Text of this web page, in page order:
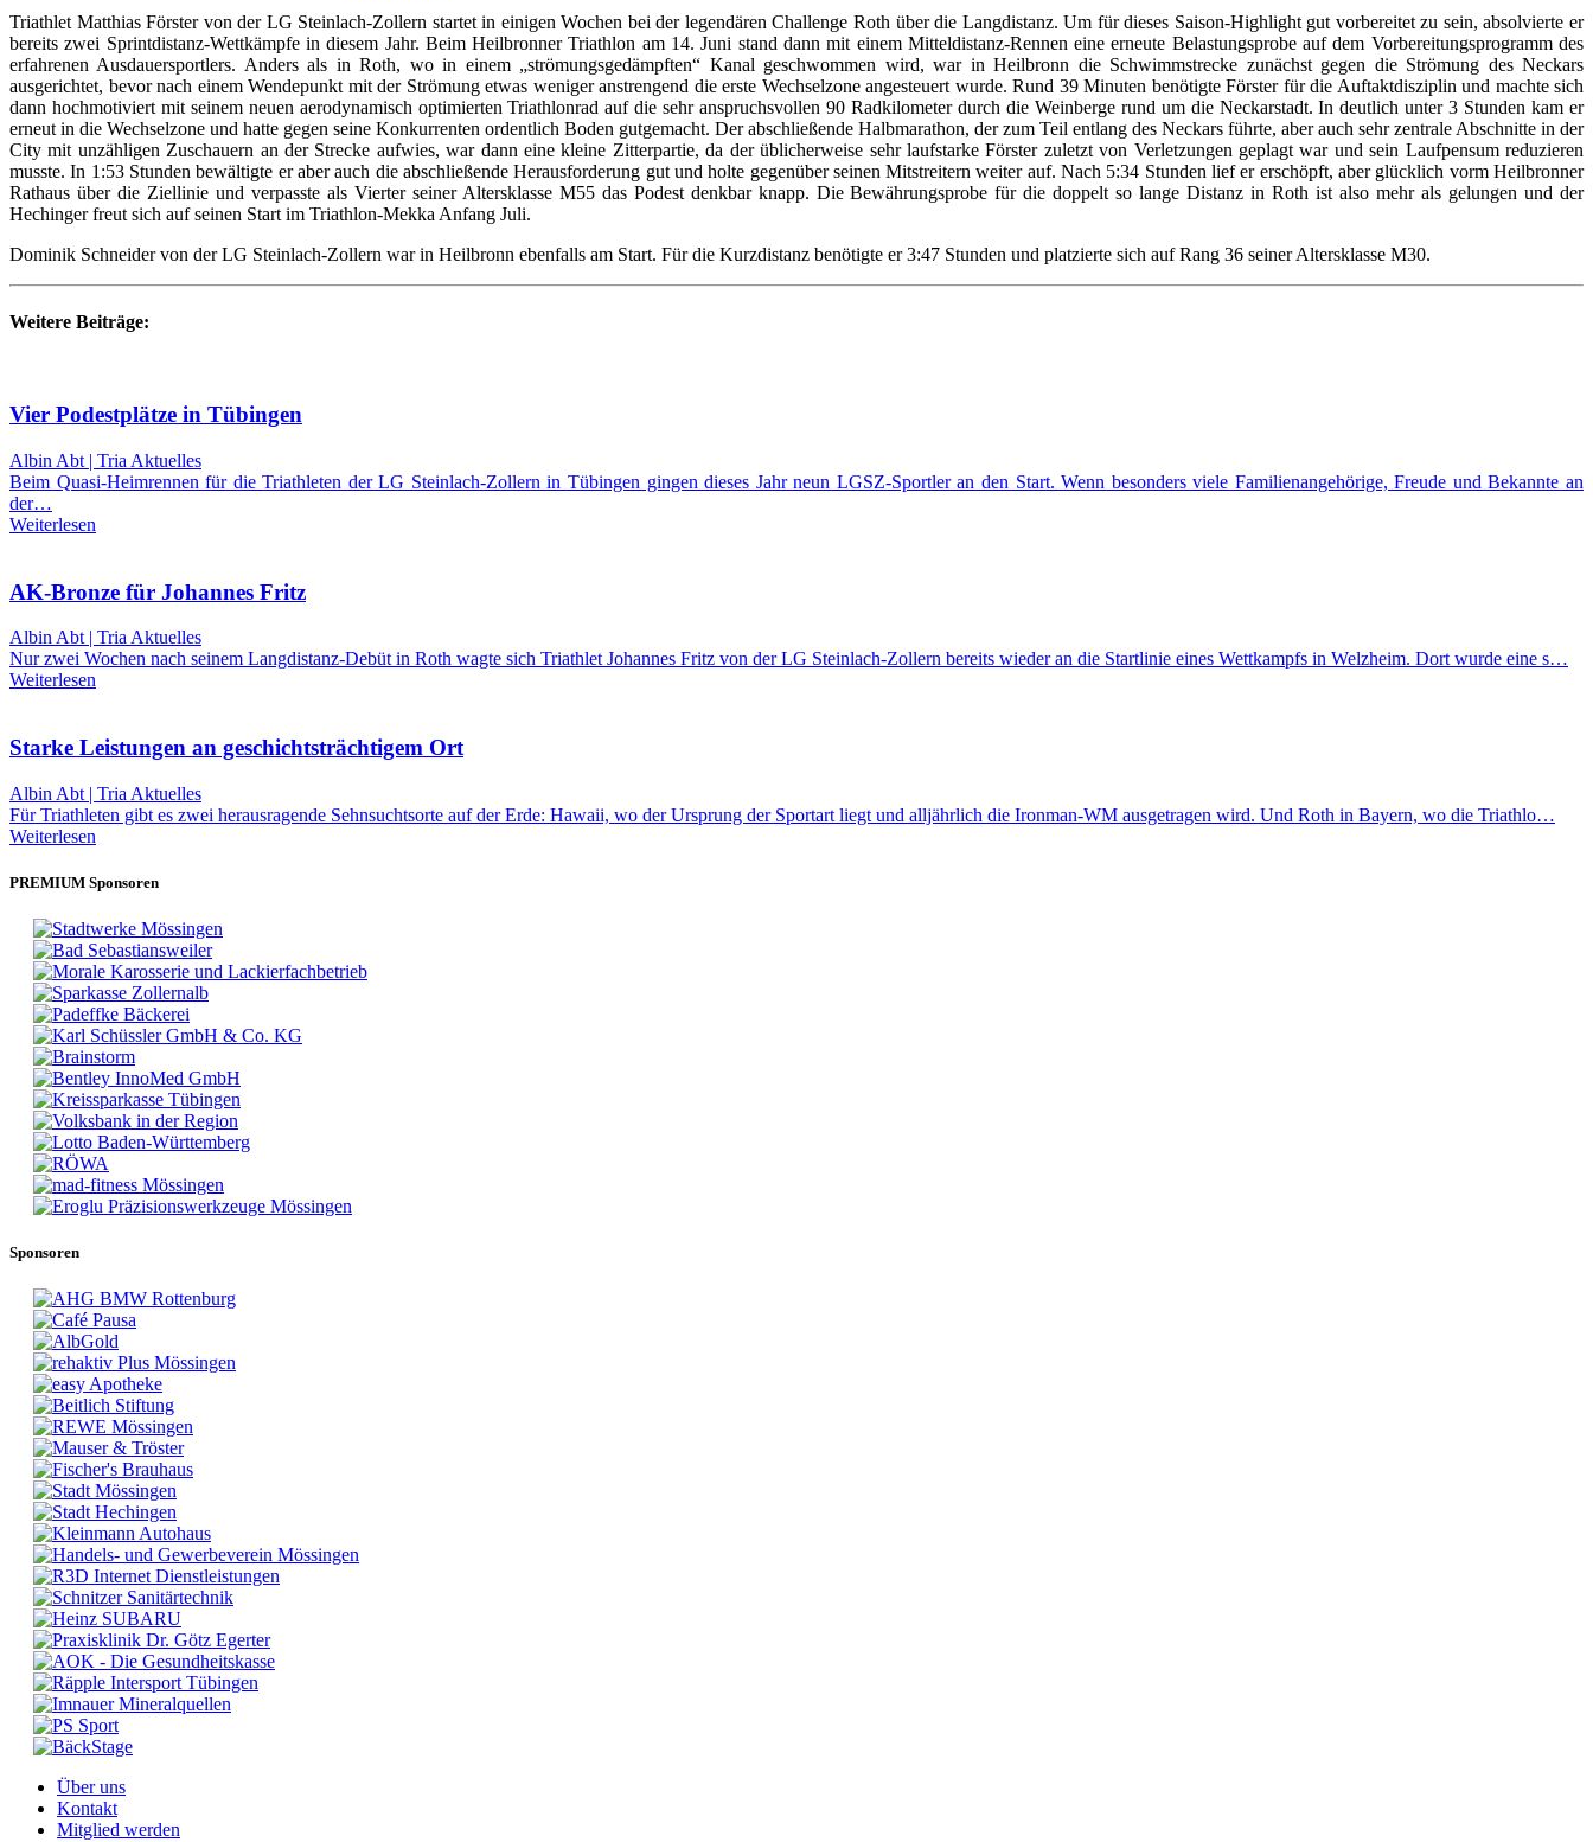
Triathlet Matthias Förster von der LG Steinlach-Zollern startet in einigen Wochen bei der legendären Challenge Roth über die Langdistanz. Um für dieses Saison-Highlight gut vorbereitet zu sein, absolvierte er
bereits zwei Sprintdistanz-Wettkämpfe in diesem Jahr. Beim Heilbronner Triathlon am 14. Juni stand dann mit einem Mitteldistanz-Rennen eine erneute Belastungsprobe auf dem Vorbereitungsprogramm des
erfahrenen Ausdauersportlers. Anders als in Roth, wo in einem „strömungsgedämpften“ Kanal geschwommen wird, war in Heilbronn die Schwimmstrecke zunächst gegen die Strömung des Neckars
ausgerichtet, bevor nach einem Wendepunkt mit der Strömung etwas weniger anstrengend die erste Wechselzone angesteuert wurde. Rund 39 Minuten benötigte Förster für die Auftaktdisziplin und machte sich
dann hochmotiviert mit seinem neuen aerodynamisch optimierten Triathlonrad auf die sehr anspruchsvollen 90 Radkilometer durch die Weinberge rund um die Neckarstadt. In deutlich unter 3 Stunden kam er
erneut in die Wechselzone und hatte gegen seine Konkurrenten ordentlich Boden gutgemacht. Der abschließende Halbmarathon, der zum Teil entlang des Neckars führte, aber auch sehr zentrale Abschnitte in der
City mit unzähligen Zuschauern an der Strecke aufwies, war dann eine kleine Zitterpartie, da der üblicherweise sehr laufstarke Förster zuletzt von Verletzungen geplagt war und sein Laufpensum reduzieren
musste. In 1:53 Stunden bewältigte er aber auch die abschließende Herausforderung gut und holte gegenüber seinen Mitstreitern weiter auf. Nach 5:34 Stunden lief er erschöpft, aber glücklich vorm Heilbronner
Rathaus über die Ziellinie und verpasste als Vierter seiner Altersklasse M55 das Podest denkbar knapp. Die Bewährungsprobe für die doppelt so lange Distanz in Roth ist also mehr als gelungen und der
Hechinger freut sich auf seinen Start im Triathlon-Mekka Anfang Juli.
Dominik Schneider von der LG Steinlach-Zollern war in Heilbronn ebenfalls am Start. Für die Kurzdistanz benötigte er 3:47 Stunden und platzierte sich auf Rang 36 seiner Altersklasse M30.
Weitere Beiträge:
Vier Podestplätze in Tübingen
Albin Abt | Tria Aktuelles
Beim Quasi-Heimrennen für die Triathleten der LG Steinlach-Zollern in Tübingen gingen dieses Jahr neun LGSZ-Sportler an den Start. Wenn besonders viele Familienangehörige, Freude und Bekannte an
der…
Weiterlesen
AK-Bronze für Johannes Fritz
Albin Abt | Tria Aktuelles
Nur zwei Wochen nach seinem Langdistanz-Debüt in Roth wagte sich Triathlet Johannes Fritz von der LG Steinlach-Zollern bereits wieder an die Startlinie eines Wettkampfs in Welzheim. Dort wurde eine s…
Weiterlesen
Starke Leistungen an geschichtsträchtigem Ort
Albin Abt | Tria Aktuelles
Für Triathleten gibt es zwei herausragende Sehnsuchtsorte auf der Erde: Hawaii, wo der Ursprung der Sportart liegt und alljährlich die Ironman-WM ausgetragen wird. Und Roth in Bayern, wo die Triathlo…
Weiterlesen
PREMIUM Sponsoren
Sponsoren
Über uns
Kontakt
Mitglied werden